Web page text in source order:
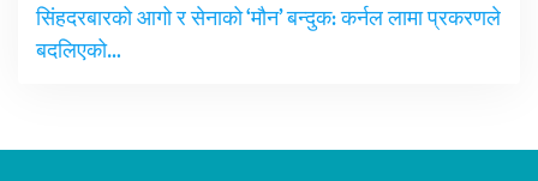
सिंहदरबारको आगो र सेनाको ‘मौन’ बन्दुक: कर्नल लामा प्रकरणले
बदलिएको…